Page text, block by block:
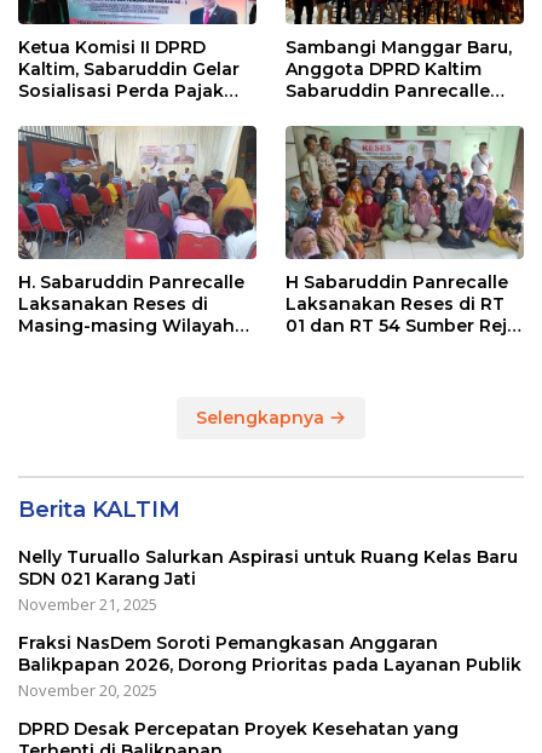
Ketua Komisi II DPRD
Kaltim, Sabaruddin Gelar
Sosialisasi Perda Pajak
Sepinggan Raya
Balikpapan
Sambangi Manggar Baru,
Anggota DPRD Kaltim
Sabaruddin Panrecalle
Balikpapan
H. Sabaruddin Panrecalle
Laksanakan Reses di
Masing-masing Wilayah
H Sabaruddin Panrecalle
Laksanakan Reses di RT
01 dan RT 54 Sumber Rejo
Selengkapnya
Berita KALTIM
Nelly Turuallo Salurkan Aspirasi untuk Ruang Kelas Baru
SDN 021 Karang Jati
November 21, 2025
Fraksi NasDem Soroti Pemangkasan Anggaran
Balikpapan 2026, Dorong Prioritas pada Layanan Publik
November 20, 2025
DPRD Desak Percepatan Proyek Kesehatan yang